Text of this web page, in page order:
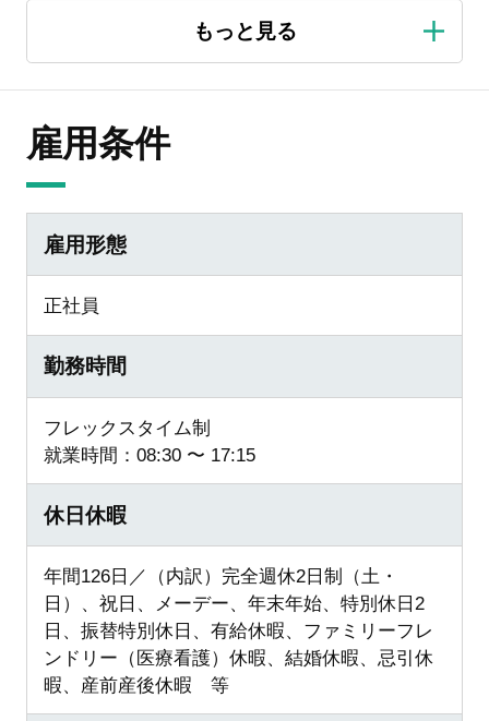
雇用条件
雇用形態
正社員
勤務時間
フレックスタイム制
就業時間：08:30 〜 17:15
休日休暇
年間126日／（内訳）完全週休2日制（土・
日）、祝日、メーデー、年末年始、特別休日2
日、振替特別休日、有給休暇、ファミリーフレ
ンドリー（医療看護）休暇、結婚休暇、忌引休
暇、産前産後休暇 等